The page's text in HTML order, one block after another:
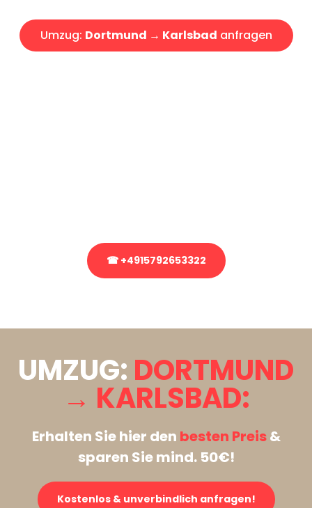
Umzug: Dortmund → Karlsbad anfragen
☎ +4915792653322
UMZUG: DORTMUND
→ KARLSBAD:
Erhalten Sie hier den besten Preis&
sparen Sie mind. 50€!
Kostenlos & unverbindlich anfragen!